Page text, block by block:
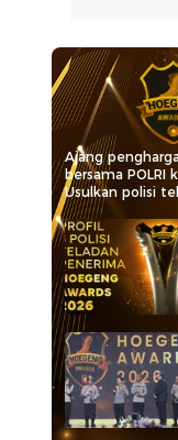
Ajang
bersama POLRI
Usulkan polisi